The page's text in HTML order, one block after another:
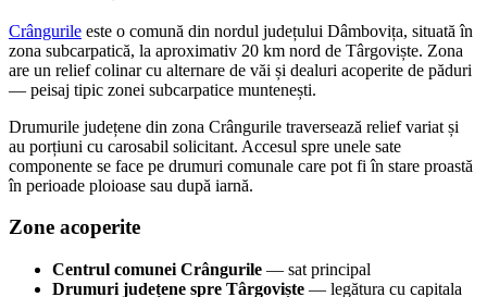
Crângurile este o comună din nordul județului Dâmbovița, situată în
zona subcarpatică, la aproximativ 20 km nord de Târgoviște. Zona
are un relief colinar cu alternare de văi și dealuri acoperite de păduri
— peisaj tipic zonei subcarpatice muntenești.
Drumurile județene din zona Crângurile traversează relief variat și
au porțiuni cu carosabil solicitant. Accesul spre unele sate
componente se face pe drumuri comunale care pot fi în stare proastă
în perioade ploioase sau după iarnă.
Zone acoperite
Centrul comunei Crângurile — sat principal
Drumuri județene spre Târgoviște — legătura cu capitala